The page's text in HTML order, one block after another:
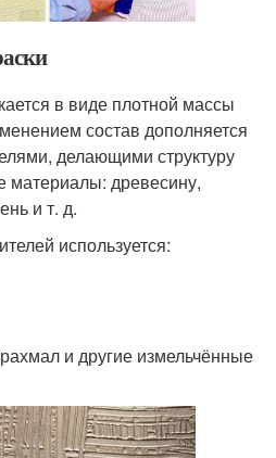
в виде плотной массы
состав дополняется
делающими структуру
материалы: древесину,
и т. д.
используется:
и другие измельчённые